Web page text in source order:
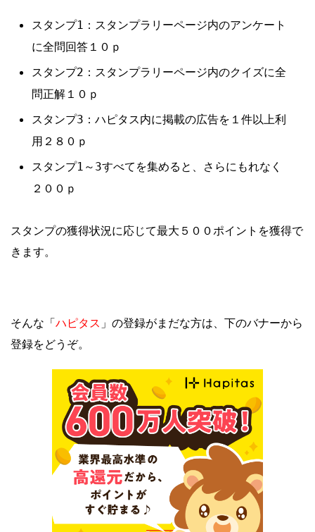
スタンプ1：スタンプラリーページ内のアンケート
に全問回答１０ｐ
スタンプ2：スタンプラリーページ内のクイズに全
問正解１０ｐ
スタンプ3：ハピタス内に掲載の広告を１件以上利
用２８０ｐ
スタンプ1～3すべてを集めると、さらにもれなく
２００ｐ
スタンプの獲得状況に応じて最大５００ポイントを獲得で
きます。
そんな「ハピタス 」の登録がまだな方は、下のバナーから
登録をどうぞ。